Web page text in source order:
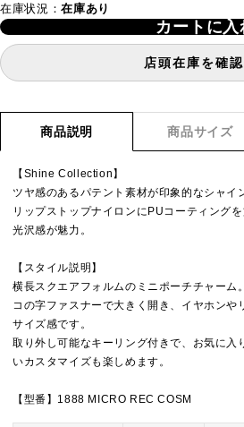
在庫状況：在庫あり
カートに入
店頭在庫を確
商品説明 商品サイズ
【Shine Collection】
ツヤ感のあるパテント素材が印象的なシャイ
リップストップナイロンにPUコーティング
光沢感が魅力。
【スタイル説明】
横長スクエアフォルムのミニポーチチャーム。
コの字ファスナーで大きく開き、イヤホンや
サイズ感です。
取り外し可能なキーリング付きで、お気に入
いカスタマイズも楽しめます。
【型番】1888 MICRO REC COSM